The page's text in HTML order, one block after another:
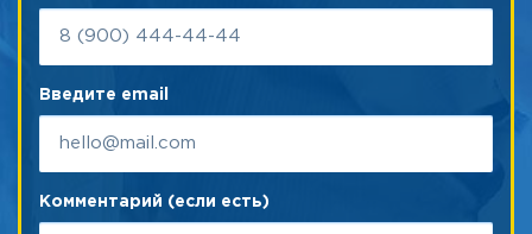
Введите email
Комментарий (если есть)